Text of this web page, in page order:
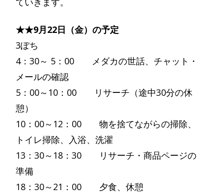
★★9月22日（金）の予定
3ぽち
4：30～ 5：00 メダカの世話、チャット・
メールの確認
5：00～10：00 リサーチ（途中30分の休
憩）
10：00～12：00 物を捨てながらの掃除、
トイレ掃除、入浴、洗濯
13：30～18：30 リサーチ・商品ページの
準備
18：30～21：00 夕食、休憩